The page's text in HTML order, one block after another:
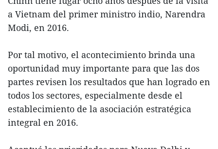
a Vietnam del primer ministro indio, Narendra
Modi, en 2016.
Por tal motivo, el acontecimiento brinda una
oportunidad muy importante para que las dos
partes revisen los resultados que han logrado en
todos los sectores, especialmente desde el
establecimiento de la asociación estratégica
integral en 2016.